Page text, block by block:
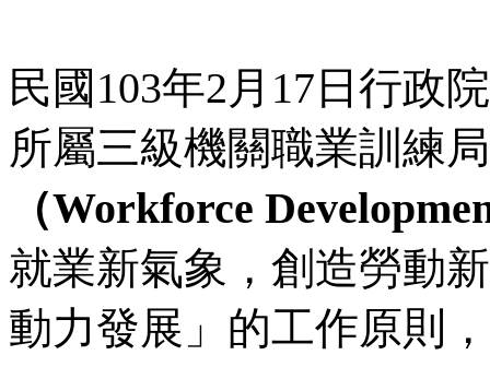
民國103年2月17日行政
所屬三級機關職業訓練
（Workforce
就業新氣象，創造勞動
動力發展」的工作原則